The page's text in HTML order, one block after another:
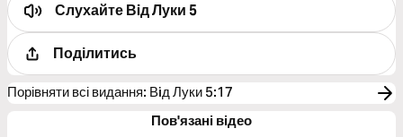
СлухайтеВiд Луки 5
Поділитись
Порівняти всі видання: Вiд Луки 5:17
Пов'язані відео